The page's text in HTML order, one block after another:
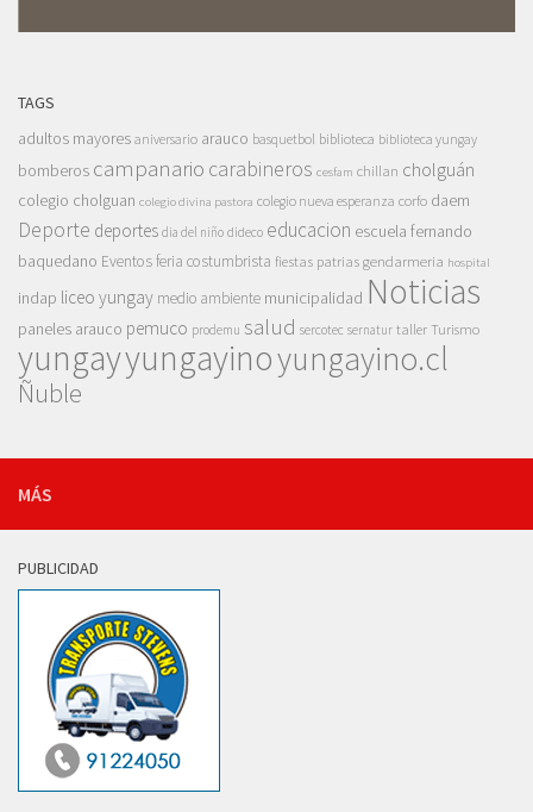
TAGS
adultos mayores aniversario arauco basquetbol biblioteca biblioteca yungay
bomberos campanario carabineros cesfam chillan cholguán
colegio cholguan colegio divina pastora colegio nueva esperanza corfo daem
Deporte deportes dia del niño dideco educacion escuela fernando
baquedano Eventosferia costumbrista fiestas patrias gendarmeria hospital
indap liceo yungay medio ambiente municipalidad Noticias
paneles arauco pemuco prodemu salud sercotec sernatur taller Turismo
yungayyungayinoyungayino.cl
Ñuble
MÁS
PUBLICIDAD